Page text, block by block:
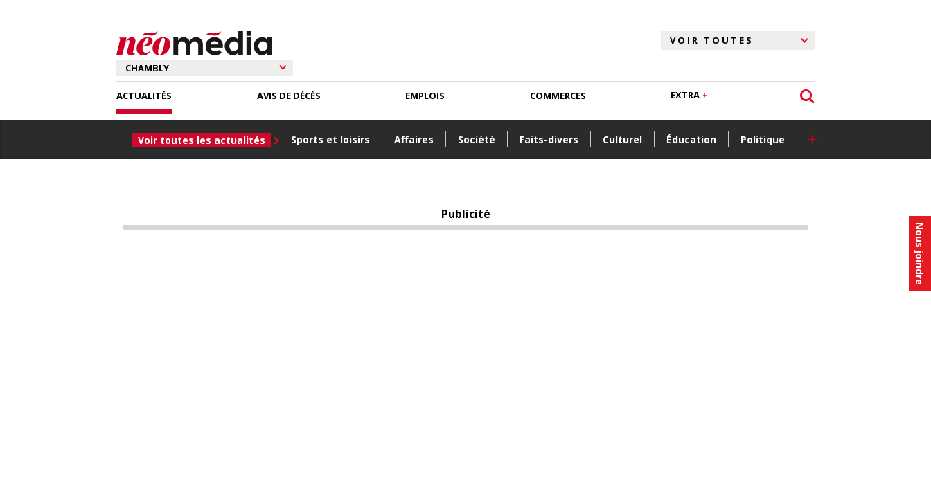
Nous joindre
ACTUALITÉS
Voir toutes les actualités Sports et loisirs Affaires Société Faits-divers Culturel Éducation Politique +
AVIS DE DÉCÈS EMPLOIS COMMERCES EXTRA
Publicité